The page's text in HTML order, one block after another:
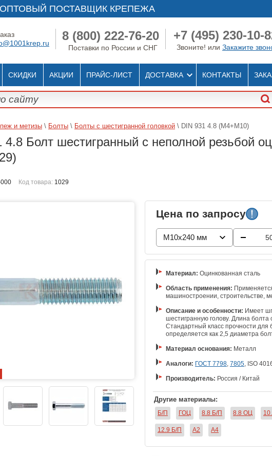
ОПТОВЫЙ ПОСТАВЩИК КРЕПЕЖА
8 (800) 222-76-20
Поставки по России и СНГ
+7 (495) 230-10-
Звоните! или Закажите
СКИДКИ АКЦИИ ПРАЙС-ЛИСТ ДОСТАВКА КОНТАКТЫ
и метизы \ Болты \ Болты с шестигранной головкой \ DIN 931 4.8 (M4+M10)
4.8 Болт шестигранный с неполной резьбой
Код товара: 1029
Цена по запросу
M10x240 мм
Материал: Оцинкованная сталь
Область применения:
машиностроении, строительстве,
Описание и особенности: Имеет
шестигранную голову. Длина
Стандартный класс прочности для
определяется как 2,5 диаметра
Материал основания: Металл
Аналоги: ГОСТ 7798, 7805, ISO
Производитель: Россия / Китай
Другие материалы:
Б/П ГОЦ 8.8 Б/П 8.8 ОЦ
12.9 Б/П A2 A4